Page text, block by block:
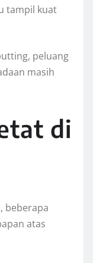
tampil kuat
peluang
masih
di
beberapa
atas